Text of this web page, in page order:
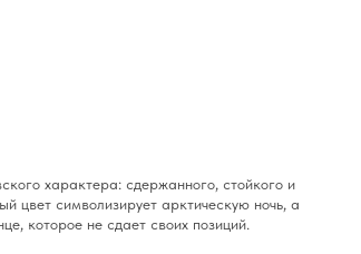
характера: сдержанного, стойкого и
цвет символизирует арктическую ночь, а
которое не сдает своих позиций.